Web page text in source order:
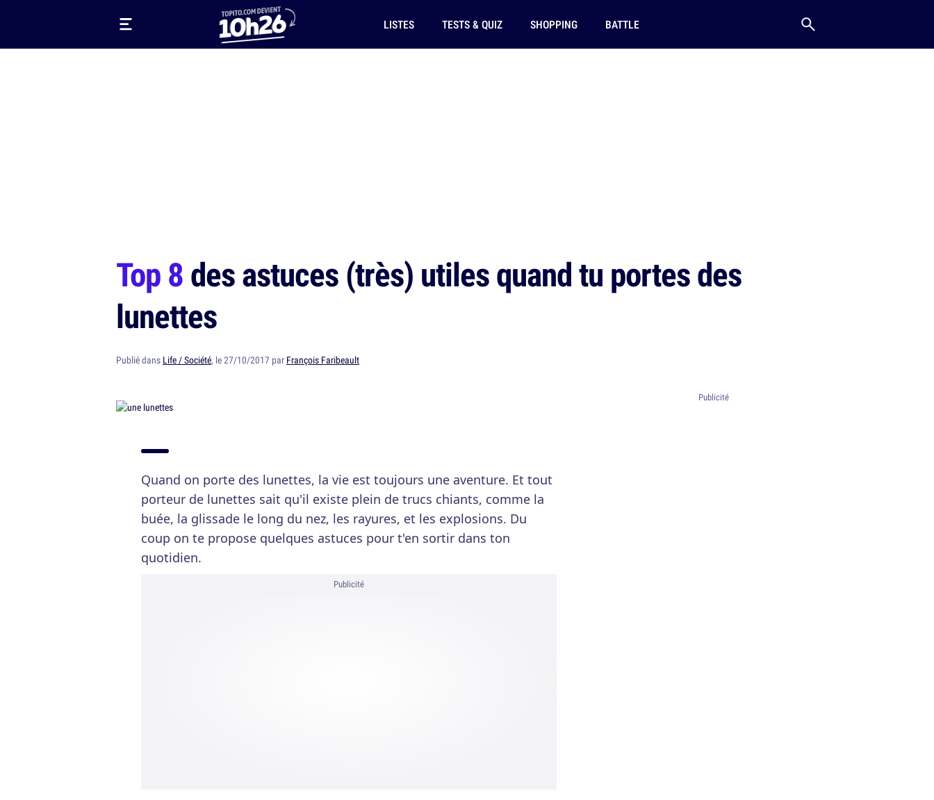
LISTES TESTS & QUIZ SHOPPING BATTLE
Top 8des astuces (très) utiles quand tu portes des
lunettes
Publié dans Life / Société, le 27/10/2017 par François Faribeault
Quand on porte des lunettes, la vie est toujours une aventure. Et tout
porteur de lunettes sait qu'il existe plein de trucs chiants, comme la
buée, la glissade le long du nez, les rayures, et les explosions. Du
coup on te propose quelques astuces pour t'en sortir dans ton
quotidien.
Publicité